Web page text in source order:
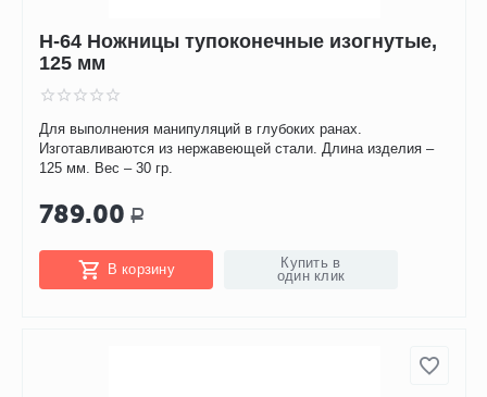
H-64 Ножницы тупоконечные изогнутые,
125 мм
Для выполнения манипуляций в глубоких ранах.
Изготавливаются из нержавеющей стали. Длина изделия –
125 мм. Вес – 30 гр.
789.00 Р
В корзину
Купить в
один клик